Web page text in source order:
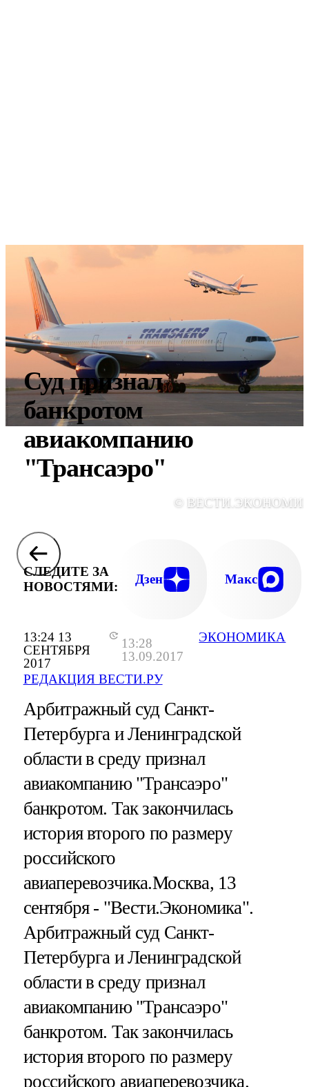
13:24 13
СЕНТЯБРЯ
2017
13:28
13.09.2017
РЕДАКЦИЯ ВЕСТИ.РУ
ЭКОНОМИКА
Суд признал
банкротом
авиакомпанию
"Трансаэро"
©
СЛЕДИТЕ ЗА
НОВОСТЯМИ:
Дзен Макс
Арбитражный суд Санкт-
Петербурга и Ленинградской
области в среду признал
авиакомпанию "Трансаэро"
банкротом. Так закончилась
история второго по размеру
российского
авиаперевозчика.Москва, 13
сентября - "Вести.Экономика".
Арбитражный суд Санкт-
Петербурга и Ленинградской
области в среду признал
авиакомпанию "Трансаэро"
банкротом. Так закончилась
история второго по размеру
российского авиаперевозчика.